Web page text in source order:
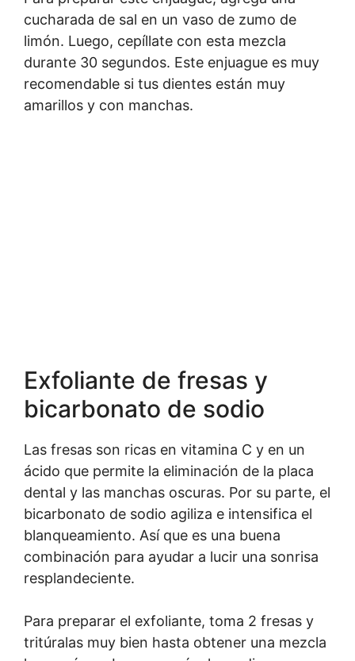
cucharada de sal en un vaso de zumo de
limón. Luego, cepíllate con esta mezcla
durante 30 segundos. Este enjuague es muy
recomendable si tus dientes están muy
amarillos y con manchas.
Exfoliante de fresas y
bicarbonato de sodio
Las fresas son ricas en vitamina C y en un
ácido que permite la eliminación de la placa
dental y las manchas oscuras. Por su parte, el
bicarbonato de sodio agiliza e intensifica el
blanqueamiento. Así que es una buena
combinación para ayudar a lucir una sonrisa
resplandeciente.
Para preparar el exfoliante, toma 2 fresas y
tritúralas muy bien hasta obtener una mezcla